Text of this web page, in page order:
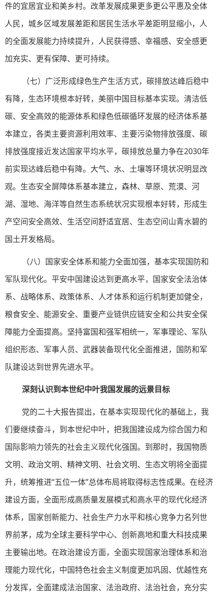
件的宜居宜业和美乡村。改革发展成果更多更公平惠及全体
人民，城乡区域发展差距和居民生活水平差距明显缩小，人
的全面发展能力持续提升，人民获得感、幸福感、安全感更
加充实、更有保障、更可持续。
（七）广泛形成绿色生产生活方式，碳排放达峰后稳中
有降，生态环境根本好转，美丽中国目标基本实现。清洁低
碳、安全高效的能源体系和绿色低碳循环发展的经济体系基
本建立，各类主要资源利用效率、主要污染物排放强度、碳
排放强度接近发达国家平均水平，碳排放总量力争在2030年
前实现达峰后稳中有降。大气、水、土壤等环境状况明显改
观。生态安全屏障体系基本建立，森林、草原、荒漠、河
湖、湿地、海洋等自然生态系统状况实现根本好转，形成生
产空间安全高效、生活空间舒适宜居、生态空间山青水碧的
国土开发格局。
（八）国家安全体系和能力全面加强，基本实现国防和
军队现代化。平安中国建设达到更高水平，国家安全法治体
系、战略体系、政策体系、人才体系和运行机制更加健全，
粮食安全、能源安全、重要产业链供应链安全和公共安全保
障能力全面提高。坚持富国和强军相统一，军事理论、军队
组织形态、军事人员、武器装备现代化全面推进，国防和军
队建设达到世界先进水平。
深刻认识到本世纪中叶我国发展的远景目标
党的二十大报告提出，在基本实现现代化的基础上，我
们要继续奋斗，到本世纪中叶，把我国建设成为综合国力和
国际影响力领先的社会主义现代化强国。到那时，我国物质
文明、政治文明、精神文明、社会文明、生态文明将全面提
升，统筹推进“五位一体”总体布局将取得标志性成果。在经济
建设方面，全面形成高质量发展模式和高水平的现代化经济
体系，国家创新能力、社会生产力水平和核心竞争力名列世
界前茅，成为全球主要科学中心、创新高地和重大科技成果
主要输出地。在政治建设方面，全面实现国家治理体系和治
理能力现代化，中国特色社会主义制度更加巩固、优越性充
分发挥，全面建成法治国家、法治政府、法治社会，充分实